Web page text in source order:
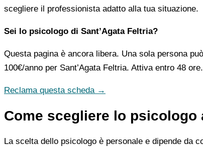
scegliere il professionista adatto alla tua situazione.
Sei lo psicologo di Sant’Agata Feltria?
Questa pagina è ancora libera. Una sola persona
100€/anno per Sant’Agata Feltria. Attiva entro 48 ore.
Reclama questa scheda →
Come scegliere lo psicologo
La scelta dello psicologo è personale e dipende da